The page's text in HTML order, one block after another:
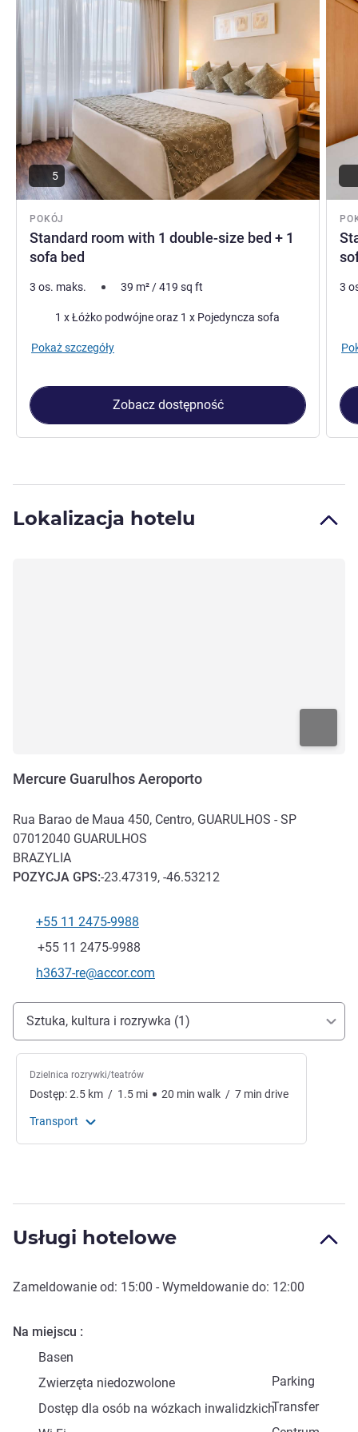
POKÓJ
Standard room with 1 double-size bed + 1
sofa bed
5
3 os. maks. 39 m²/419 sq ft
Pościel 1 x Łóżko podwójne oraz 1 x Pojedyncza sofa
Pokaż szczegóły
Zobacz dostępność
3
Lokalizacja hotelu
Mercure Guarulhos Aeroporto
Rua Barao de Maua 450, Centro, GUARULHOS - SP
07012040 GUARULHOS
BRAZYLIA
POZYCJA GPS:-23.47319, -46.53212
Telefon
+55 11 2475-9988
Faks
+55 11 2475-9988
Kontaktowy adres e-mail
h3637-re@accor.com
Dojazd i transport
Sztuka, kultura i rozrywka (1)
Dzielnica rozrywki/teatrów
Dostęp:2.5 km / 1.5 mi 20 min walk / 7 min drive
Transport
Usługi hotelowe
Zameldowanie od: 15:00 - Wymeldowanie do: 12:00
Na miejscu
Basen
Parking
Zwierzęta niedozwolone
Transfer
Dostęp dla osób na wózkach inwalidzkich